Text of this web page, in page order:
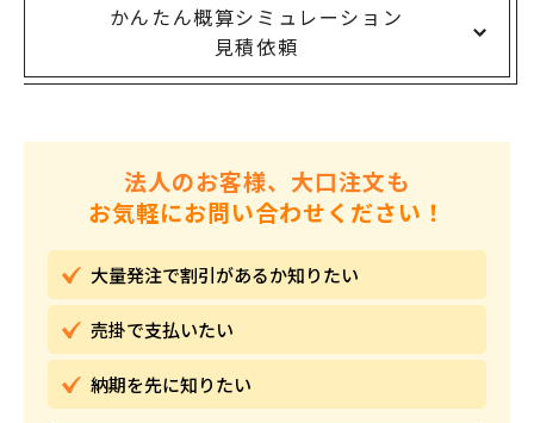
かんたん概算シミュレーション
見積依頼
法人のお客様、大口注文も
お気軽にお問い合わせください！
大量発注で割引があるか知りたい
売掛で支払いたい
納期を先に知りたい